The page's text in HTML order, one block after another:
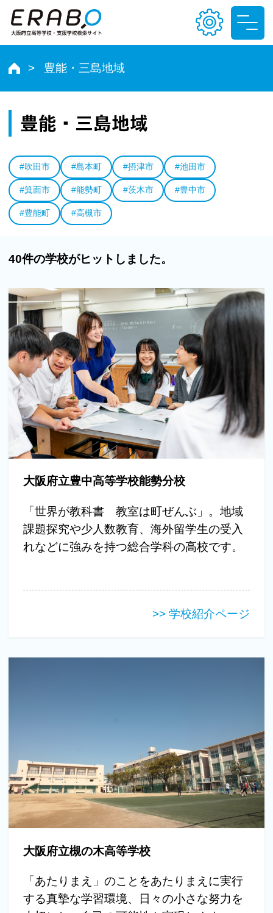
文字サイズ
小 中 大
T T T T
豊能・三島地域
豊能・三島地域
#吹田市 #島本町 #摂津市 #池田市
#箕面市 #能勢町 #茨木市 #豊中市
#豊能町 #高槻市
40件の学校がヒットしました。
大阪府立豊中高等学校能勢分校
「世界が教科書 教室は町ぜんぶ」。地域
課題探究や少人数教育、海外留学生の受入
れなどに強みを持つ総合学科の高校です。
>> 学校紹介ページ
大阪府立槻の木高等学校
「あたりまえ」のことをあたりまえに実行
する真摯な学習環境、日々の小さな努力を